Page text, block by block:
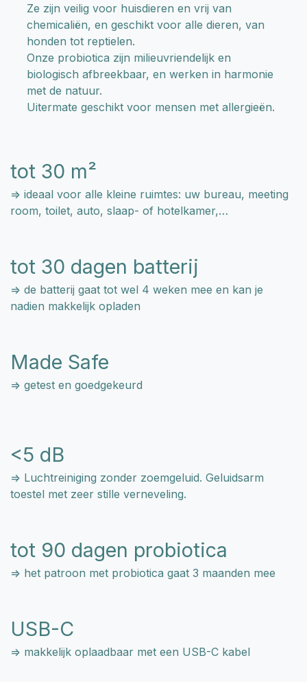
Ze zijn veilig voor huisdieren en vrij van
chemicaliën, en geschikt voor alle dieren, van
honden tot reptielen.
Onze probiotica zijn milieuvriendelijk en
biologisch afbreekbaar, en werken in harmonie
met de natuur.
Uitermate geschikt voor mensen met allergieën.
tot 30 m²
=> ideaal voor alle kleine ruimtes: uw bureau, meeting
room, toilet, auto, slaap- of hotelkamer,…
tot 30 dagen batterij
=> de batterij gaat tot wel 4 weken mee en kan je
nadien makkelijk opladen
Made Safe
=> getest en goedgekeurd
<5 dB
=> Luchtreiniging zonder zoemgeluid. Geluidsarm
toestel met zeer stille verneveling.
tot 90 dagen probiotica
=> het patroon met probiotica gaat 3 maanden mee
USB-C
=> makkelijk oplaadbaar met een USB-C kabel